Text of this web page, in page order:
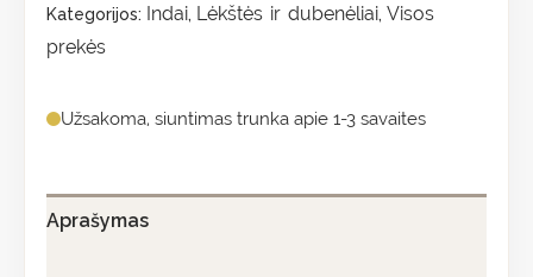
Kategorijos: Indai, Lėkštės ir dubenėliai, Visos
prekės
Užsakoma, siuntimas trunka apie 1-3 savaites
Aprašymas